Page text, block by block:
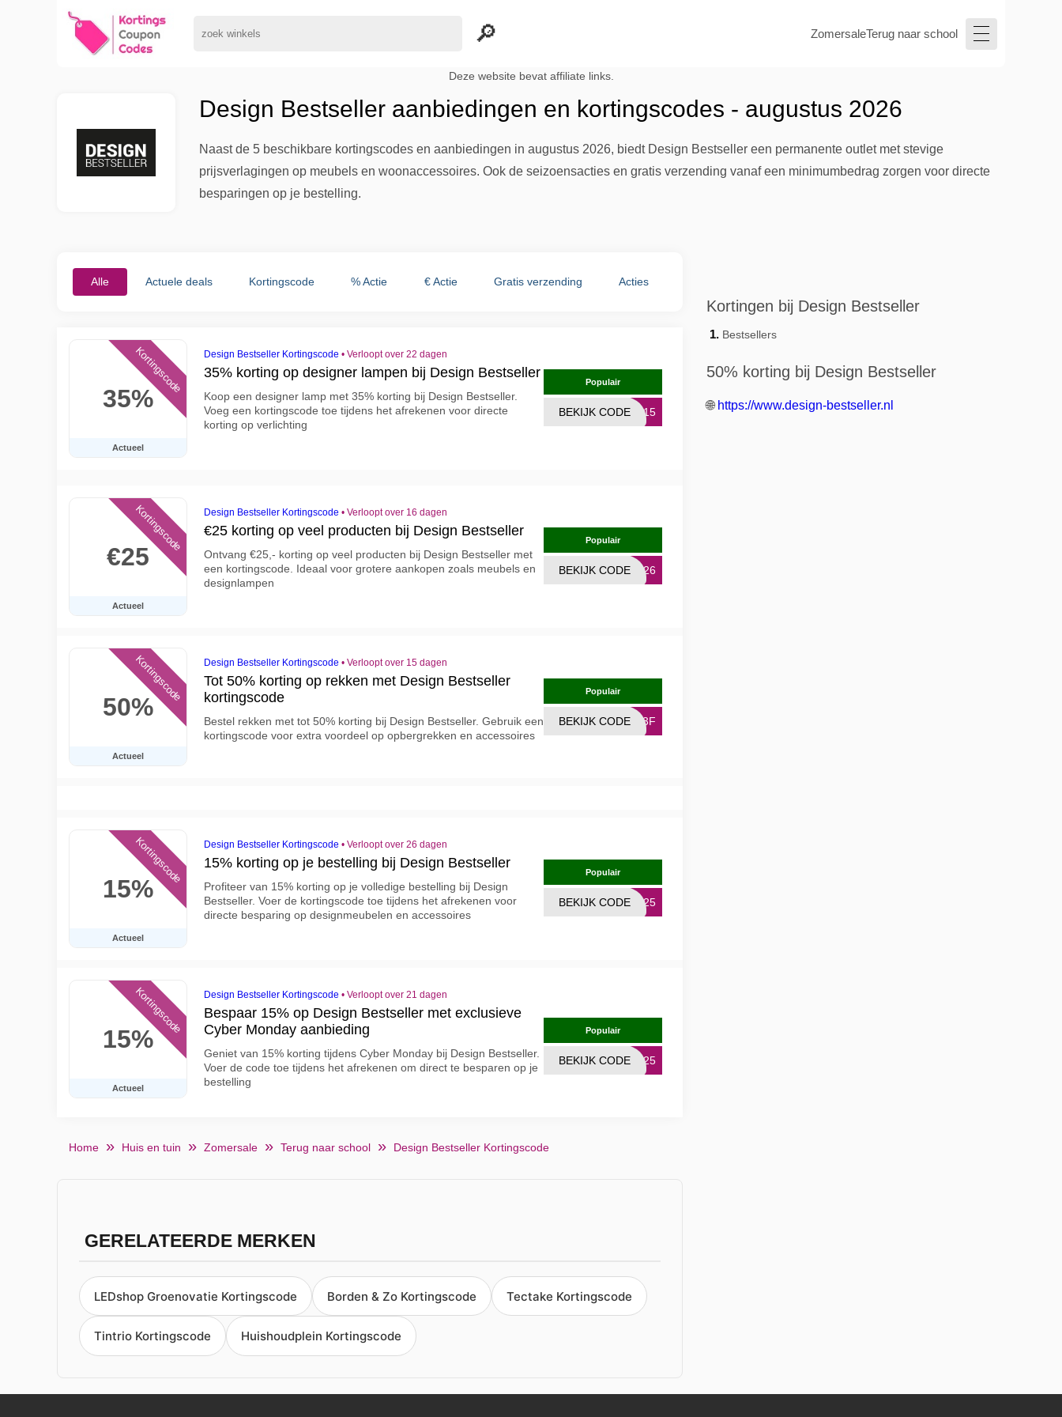
ZomersaleTerug naar school
Deze website bevat affiliate links.
Design Bestseller aanbiedingen en kortingscodes - augustus 2026
Naast de 5 beschikbare kortingscodes en aanbiedingen in augustus 2026, biedt Design Bestseller een permanente outlet met stevige
prijsverlagingen op meubels en woonaccessoires. Ook de seizoensacties en gratis verzending vanaf een minimumbedrag zorgen voor directe
besparingen op je bestelling.
Alle Actuele deals Kortingscode % Actie € Actie Gratis verzending Acties
35%
Actueel
Kortingscode Design Bestseller Kortingscode • Verloopt over 22 dagen
35% korting op designer lampen bij Design Bestseller
Koop een designer lamp met 35% korting bij Design Bestseller.
Voeg een kortingscode toe tijdens het afrekenen voor directe
korting op verlichting
Populair
ST15
BEKIJK CODE
€25
Actueel
Kortingscode Design Bestseller Kortingscode • Verloopt over 16 dagen
€25 korting op veel producten bij Design Bestseller
Ontvang €25,- korting op veel producten bij Design Bestseller met
een kortingscode. Ideaal voor grotere aankopen zoals meubels en
designlampen
Populair
TS26
BEKIJK CODE
50%
Actueel
Kortingscode Design Bestseller Kortingscode • Verloopt over 15 dagen
Tot 50% korting op rekken met Design Bestseller
kortingscode
Bestel rekken met tot 50% korting bij Design Bestseller. Gebruik een
kortingscode voor extra voordeel op opbergrekken en accessoires
Populair
JP3F
BEKIJK CODE
15%
Actueel
Kortingscode Design Bestseller Kortingscode • Verloopt over 26 dagen
15% korting op je bestelling bij Design Bestseller
Profiteer van 15% korting op je volledige bestelling bij Design
Bestseller. Voer de kortingscode toe tijdens het afrekenen voor
directe besparing op designmeubelen en accessoires
Populair
KS25
BEKIJK CODE
15%
Actueel
Kortingscode Design Bestseller Kortingscode • Verloopt over 21 dagen
Bespaar 15% op Design Bestseller met exclusieve
Cyber Monday aanbieding
Geniet van 15% korting tijdens Cyber Monday bij Design Bestseller.
Voer de code toe tijdens het afrekenen om direct te besparen op je
bestelling
Populair
KS25
BEKIJK CODE
Home Huis en tuin Zomersale Terug naar school Design Bestseller Kortingscode
GERELATEERDE MERKEN
LEDshop Groenovatie Kortingscode Borden & Zo Kortingscode Tectake Kortingscode
Tintrio Kortingscode Huishoudplein Kortingscode
Kortingen bij Design Bestseller
Bestsellers
50% korting bij Design Bestseller
🌐 https://www.design-bestseller.nl